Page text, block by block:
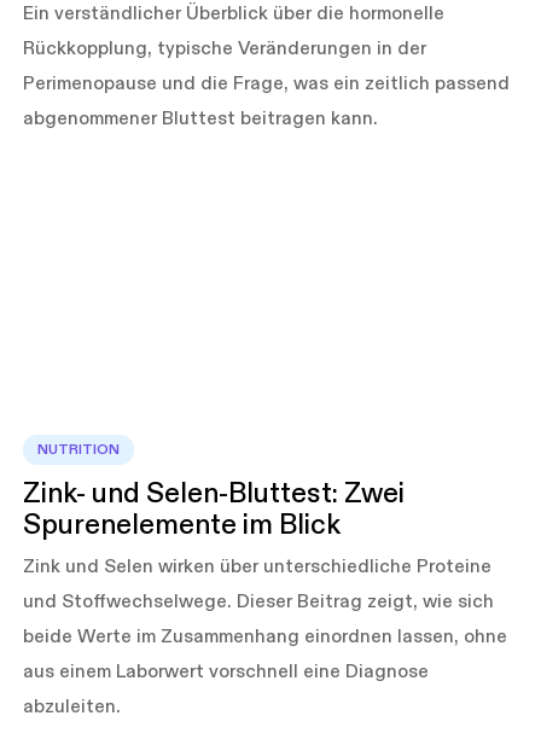
Ein verständlicher Überblick über die hormonelle
Rückkopplung, typische Veränderungen in der
Perimenopause und die Frage, was ein zeitlich passend
abgenommener Bluttest beitragen kann.
NUTRITION
Zink- und Selen-Bluttest: Zwei
Spurenelemente im Blick
Zink und Selen wirken über unterschiedliche Proteine
und Stoffwechselwege. Dieser Beitrag zeigt, wie sich
beide Werte im Zusammenhang einordnen lassen, ohne
aus einem Laborwert vorschnell eine Diagnose
abzuleiten.